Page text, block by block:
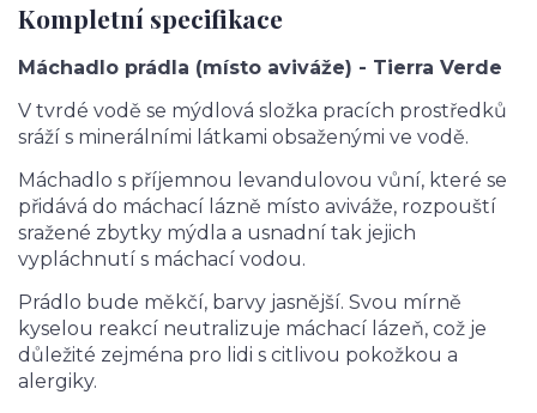
Kompletní specifikace
Máchadlo prádla (místo aviváže) - Tierra Verde
V tvrdé vodě se mýdlová složka pracích prostředků
sráží s minerálními látkami obsaženými ve vodě.
Máchadlo s příjemnou levandulovou vůní, které se
přidává do máchací lázně místo aviváže, rozpouští
sražené zbytky mýdla a usnadní tak jejich
vypláchnutí s máchací vodou.
Prádlo bude měkčí, barvy jasnější. Svou mírně
kyselou reakcí neutralizuje máchací lázeň, což je
důležité zejména pro lidi s citlivou pokožkou a
alergiky.